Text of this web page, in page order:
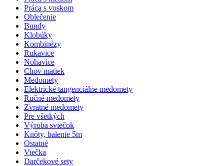
Práca s voskom
Oblečenie
Bundy
Klobúky
Kombinézy
Rukavice
Nohavice
Chov matiek
Medomety
Elektrické tangenciálne medomety
Ručné medomety
Zvratné medomety
Pre všetkých
Výroba sviečok
Knôty, balenie 5m
Ostatné
Viečka
Darčekové sety